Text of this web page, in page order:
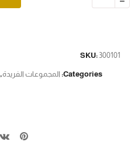
SKU: 300101
Categories: المجموعات الفريدة,